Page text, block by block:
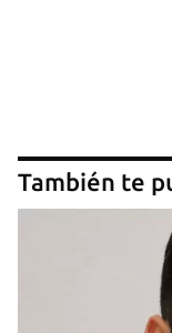
También te